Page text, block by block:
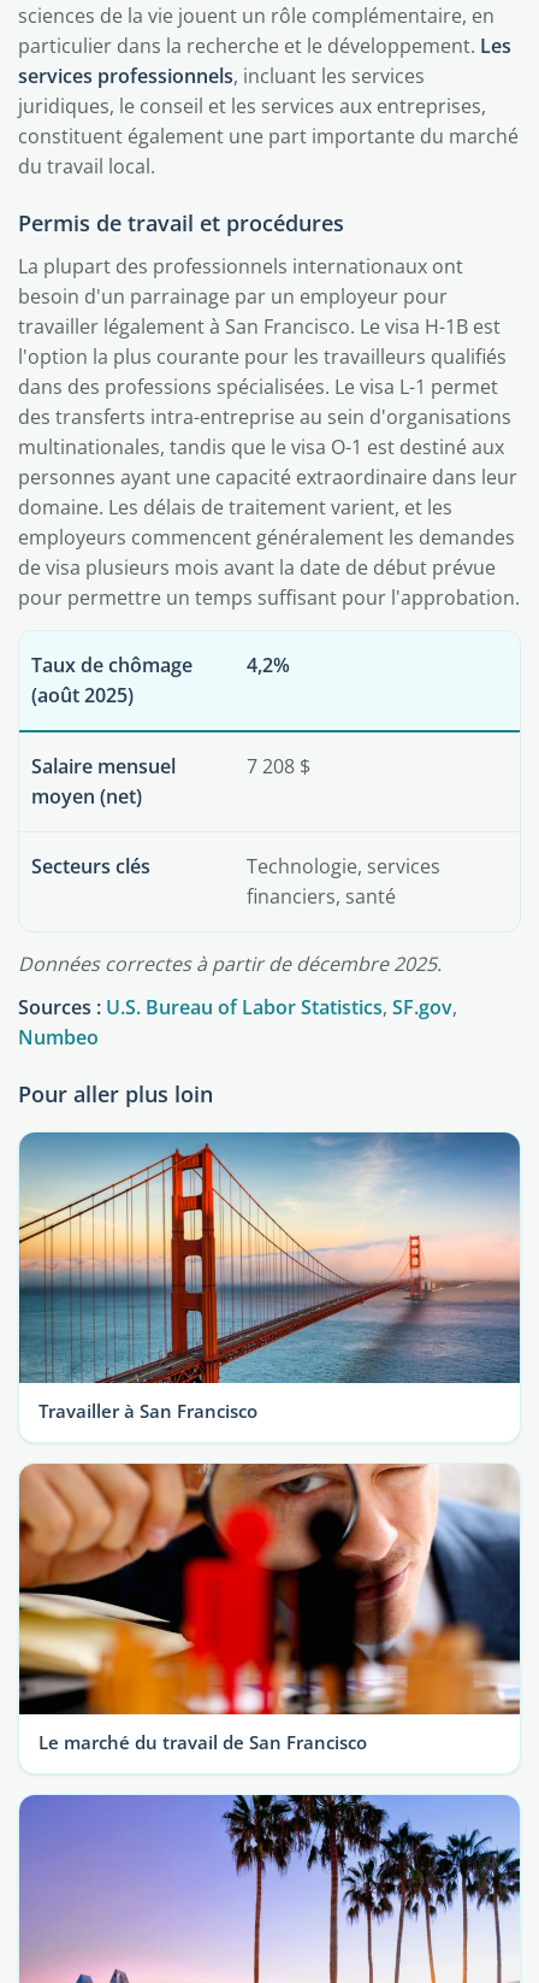
sciences de la vie jouent un rôle complémentaire, en
particulier dans la recherche et le développement. Les
services professionnels, incluant les services
juridiques, le conseil et les services aux entreprises,
constituent également une part importante du marché
du travail local.
Permis de travail et procédures
La plupart des professionnels internationaux ont
besoin d'un parrainage par un employeur pour
travailler légalement à San Francisco. Le visa H-1B est
l'option la plus courante pour les travailleurs qualifiés
dans des professions spécialisées. Le visa L-1 permet
des transferts intra-entreprise au sein d'organisations
multinationales, tandis que le visa O-1 est destiné aux
personnes ayant une capacité extraordinaire dans leur
domaine. Les délais de traitement varient, et les
employeurs commencent généralement les demandes
de visa plusieurs mois avant la date de début prévue
pour permettre un temps suffisant pour l'approbation.
Taux de chômage
(août 2025)
4,2%
Salaire mensuel
moyen (net)
7 208 $
Secteurs clés
Technologie, services
financiers, santé
Données correctes à partir de décembre 2025.
Sources : U.S. Bureau of Labor Statistics, SF.gov,
Numbeo
Pour aller plus loin
Travailler à San Francisco
Le marché du travail de San Francisco